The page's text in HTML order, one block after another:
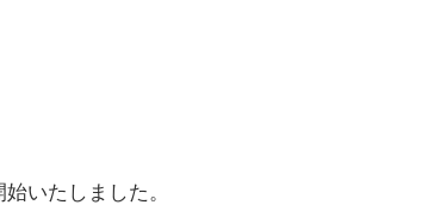
いたしました。